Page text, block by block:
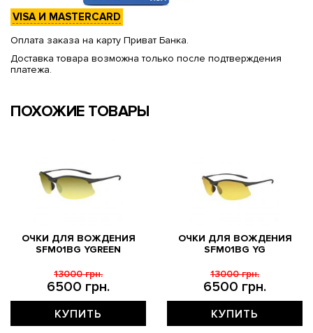
VISA И MASTERCARD
Оплата заказа на карту Приват Банка.
Доставка товара возможна только после подтверждения
платежа.
ПОХОЖИЕ ТОВАРЫ
ОЧКИ ДЛЯ ВОЖДЕНИЯ
SFM01BG YGREEN
6500 грн.
13000 грн.
КУПИТЬ
ОЧКИ ДЛЯ ВОЖДЕНИЯ
SFM01BG YG
6500 грн.
13000 грн.
КУПИТЬ